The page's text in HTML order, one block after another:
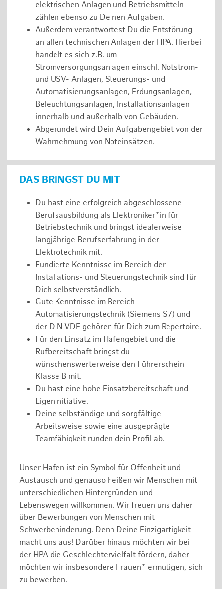
elektrischen Anlagen und Betriebsmitteln
zählen ebenso zu Deinen Aufgaben.
Außerdem verantwortest Du die Entstörung
an allen technischen Anlagen der HPA. Hierbei
handelt es sich z.B. um
Stromversorgungsanlagen einschl. Notstrom-
und USV- Anlagen, Steuerungs- und
Automatisierungsanlagen, Erdungsanlagen,
Beleuchtungsanlagen, Installationsanlagen
innerhalb und außerhalb von Gebäuden.
Abgerundet wird Dein Aufgabengebiet von der
Wahrnehmung von Noteinsätzen.
DAS BRINGST DU MIT
Du hast eine erfolgreich abgeschlossene
Berufsausbildung als Elektroniker*in für
Betriebstechnik und bringst idealerweise
langjährige Berufserfahrung in der
Elektrotechnik mit.
Fundierte Kenntnisse im Bereich der
Installations- und Steuerungstechnik sind für
Dich selbstverständlich.
Gute Kenntnisse im Bereich
Automatisierungstechnik (Siemens S7) und
der DIN VDE gehören für Dich zum Repertoire.
Für den Einsatz im Hafengebiet und die
Rufbereitschaft bringst du
wünschenswerterweise den Führerschein
Klasse B mit.
Du hast eine hohe Einsatzbereitschaft und
Eigeninitiative.
Deine selbständige und sorgfältige
Arbeitsweise sowie eine ausgeprägte
Teamfähigkeit runden dein Profil ab.
Unser Hafen ist ein Symbol für Offenheit und
Austausch und genauso heißen wir Menschen mit
unterschiedlichen Hintergründen und
Lebenswegen willkommen. Wir freuen uns daher
über Bewerbungen von Menschen mit
Schwerbehinderung. Denn Deine Einzigartigkeit
macht uns aus! Darüber hinaus möchten wir bei
der HPA die Geschlechtervielfalt fördern, daher
möchten wir insbesondere Frauen* ermutigen, sich
zu bewerben.